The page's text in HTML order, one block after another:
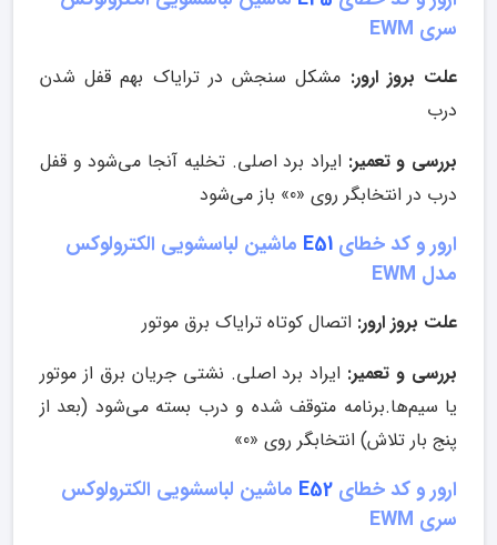
سری EWM
علت بروز ارور: مشکل سنجش در ترایاک بهم قفل شدن
درب
بررسی و تعمیر: ایراد برد اصلی. تخلیه آنجا می‌شود و قفل
درب در انتخابگر روی «0» باز می‌شود
ارور و کد خطای
ماشین لباسشویی الکترولوکس
مدل EWM
علت بروز ارور: اتصال کوتاه ترایاک برق موتور
بررسی و تعمیر: ایراد برد اصلی. نشتی جریان برق از موتور
یا سیم‌ها.برنامه متوقف شده و درب بسته می‌شود (بعد از
پنج بار تلاش) انتخابگر روی «0»
ارور و کد خطای
ماشین لباسشویی الکترولوکس
سری EWM